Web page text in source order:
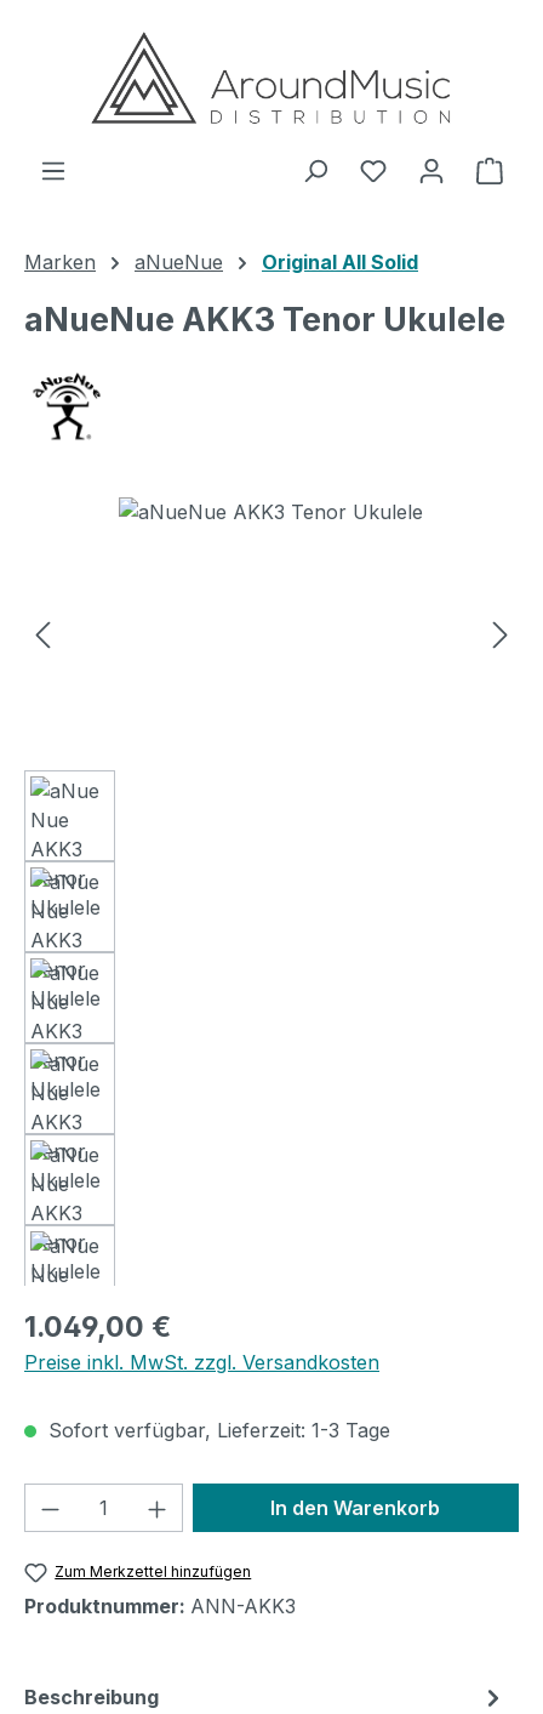
Zum Hauptinhalt springen
Marken aNueNue Original All Solid
aNueNue AKK3 Tenor Ukulele
Bildergalerie überspringen
Regulärer Preis:
1.049,00 €
Preise inkl. MwSt. zzgl. Versandkosten
Sofort verfügbar, Lieferzeit: 1-3 Tage
Produkt Anzahl: Gib denIn den Warenkorb
Zum Merkzettel hinzufügen
Produktnummer: ANN-AKK3
Beschreibung